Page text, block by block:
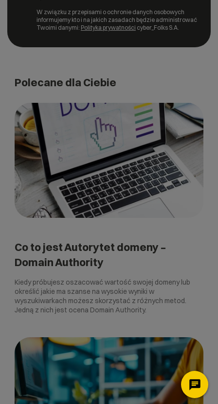
W związku z przepisami o ochronie danych osobowych
informujemy kto i na jakich zasadach będzie administrować
Twoimi danymi: Polityka prywatności cyber_Folks S.A.
Polecane dla Ciebie
Co to jest Autorytet domeny –
Domain Authority
Kiedy próbujesz oszacować wartość swojej domeny lub
określić jakie ma szanse na wysokie wyniki w
wyszukiwarkach możesz skorzystać z różnych metod.
Jedną z nich jest ocena Domain Authority.